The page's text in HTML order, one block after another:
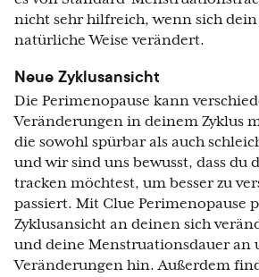
nicht sehr hilfreich, wenn sich dein
natürliche Weise verändert.
Neue Zyklusansicht
Die Perimenopause kann
Veränderungen in deinem Zyklus
die sowohl spürbar als auch
und wir sind uns bewusst, dass du
tracken möchtest, um besser zu
passiert. Mit Clue Perimenopause
Zyklusansicht an deinen sich
und deine Menstruationsdauer an
Veränderungen hin. Außerdem